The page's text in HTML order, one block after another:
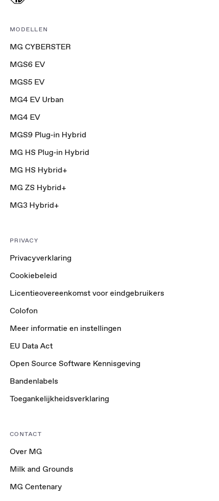
MODELLEN
MG CYBERSTER
MGS6 EV
MGS5 EV
MG4 EV Urban
MG4 EV
MGS9 Plug-in Hybrid
MG HS Plug-in Hybrid
MG HS Hybrid+
MG ZS Hybrid+
MG3 Hybrid+
PRIVACY
Privacyverklaring
Cookiebeleid
Licentieovereenkomst voor eindgebruikers
Colofon
Meer informatie en instellingen
EU Data Act
Open Source Software Kennisgeving
Bandenlabels
Toegankelijkheidsverklaring
CONTACT
Over MG
Milk and Grounds
MG Centenary